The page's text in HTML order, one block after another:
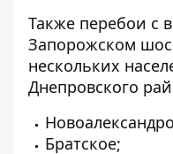
Также перебои с
Запорожском
нескольких
Днепровского
Братское;